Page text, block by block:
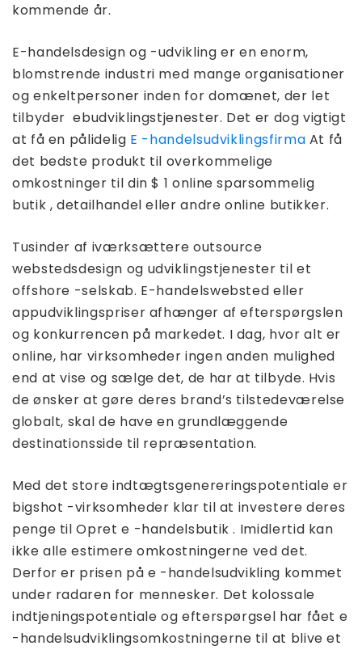
kommende år.
E-handelsdesign og -udvikling er en enorm,
blomstrende industri med mange organisationer
og enkeltpersoner inden for domænet, der let
tilbyder ebudviklingstjenester. Det er dog vigtigt
at få en pålidelig E -handelsudviklingsfirma At få
det bedste produkt til overkommelige
omkostninger til din $ 1 online sparsommelig
butik , detailhandel eller andre online butikker.
Tusinder af iværksættere outsource
webstedsdesign og udviklingstjenester til et
offshore -selskab. E-handelswebsted eller
appudviklingspriser afhænger af efterspørgslen
og konkurrencen på markedet. I dag, hvor alt er
online, har virksomheder ingen anden mulighed
end at vise og sælge det, de har at tilbyde. Hvis
de ønsker at gøre deres brand’s tilstedeværelse
globalt, skal de have en grundlæggende
destinationsside til repræsentation.
Med det store indtægtsgenereringspotentiale er
bigshot -virksomheder klar til at investere deres
penge til Opret e -handelsbutik . Imidlertid kan
ikke alle estimere omkostningerne ved det.
Derfor er prisen på e -handelsudvikling kommet
under radaren for mennesker. Det kolossale
indtjeningspotentiale og efterspørgsel har fået e
-handelsudviklingsomkostningerne til at blive et